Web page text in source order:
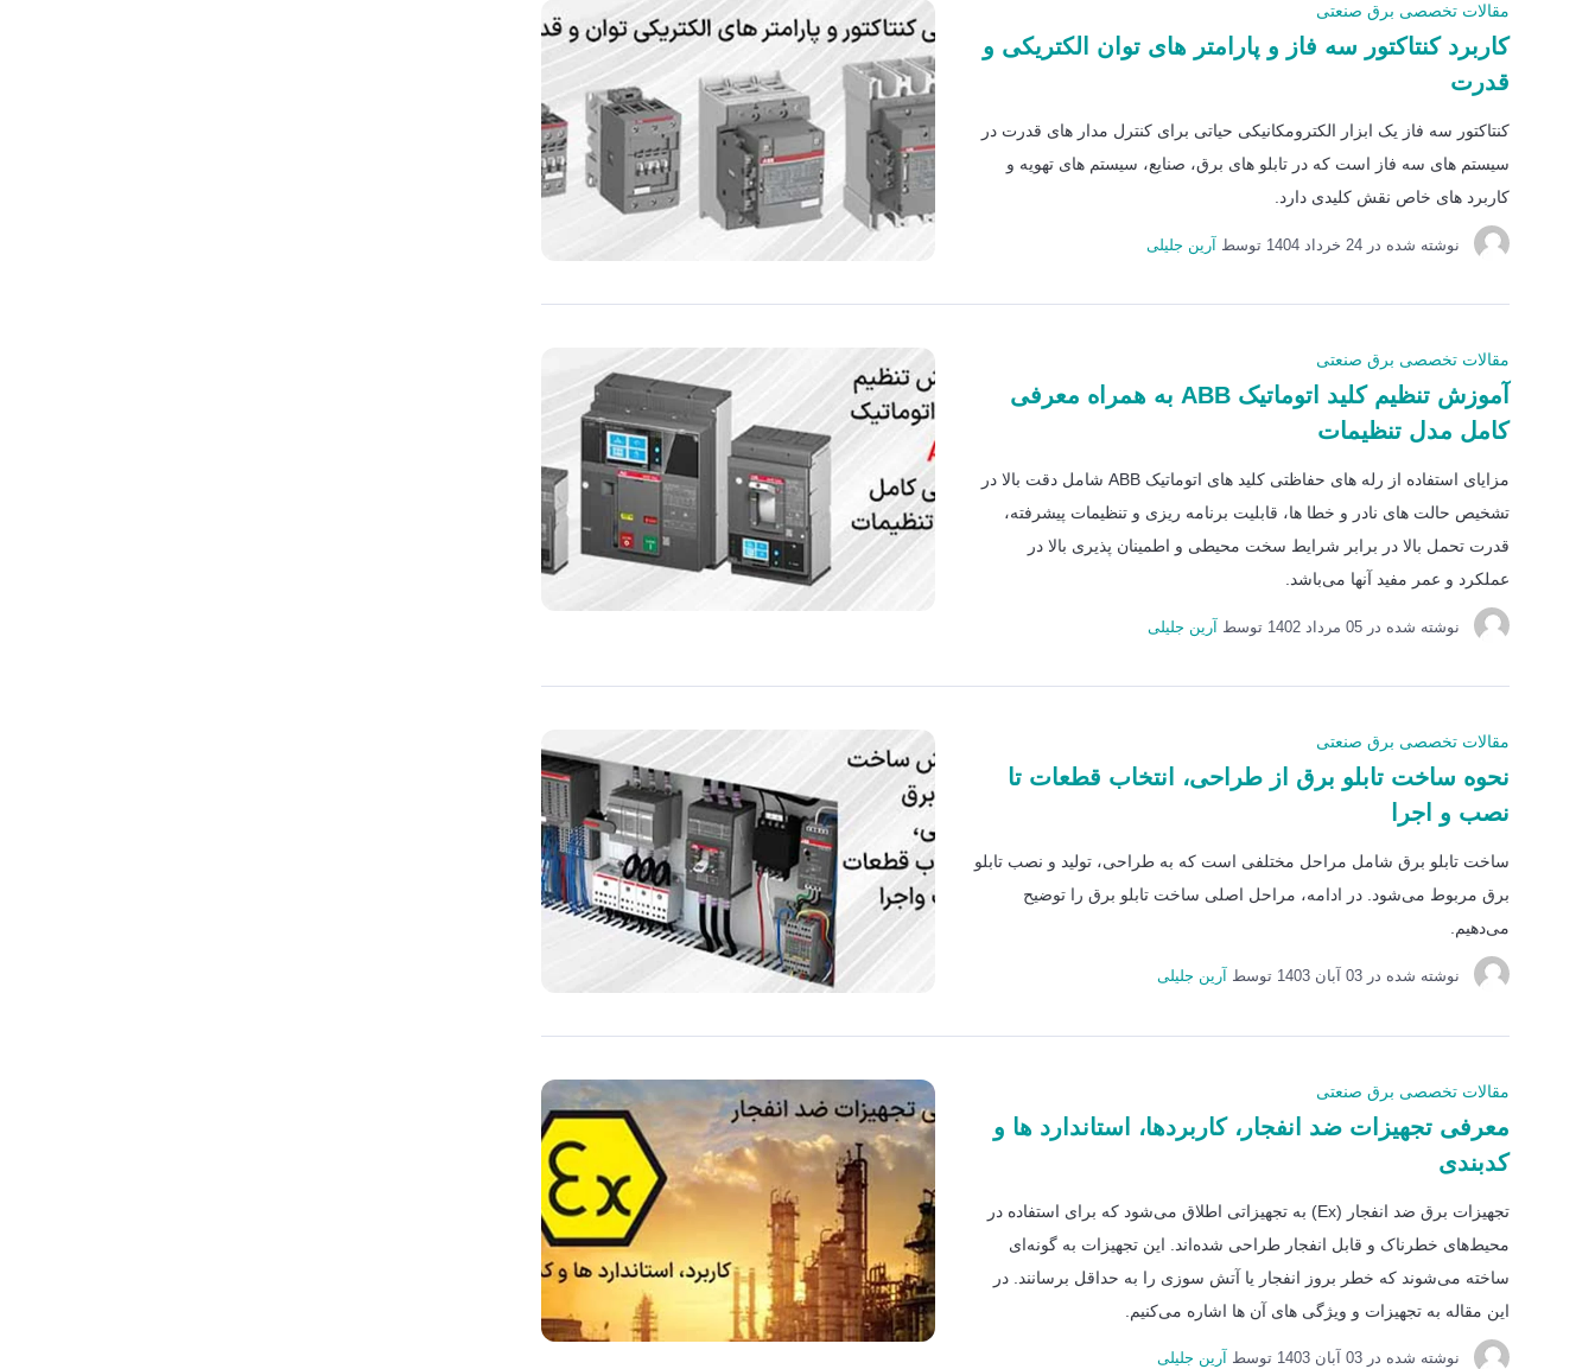
مقالات تخصصی برق صنعتی
کاربرد کنتاکتور سه فاز و پارامتر های توان الکتریکی و
قدرت
کنتاکتور سه فاز یک ابزار الکترومکانیکی حیاتی برای کنترل مدار های قدرت در
سیستم های سه فاز است که در تابلو های برق، صنایع، سیستم های تهویه و
کاربرد های خاص نقش کلیدی دارد.
نوشته شده در 24 خرداد 1404 توسط آرین جلیلی
مقالات تخصصی برق صنعتی
آموزش تنظیم کلید اتوماتیک ABB به همراه معرفی
کامل مدل تنظیمات
مزایای استفاده از رله های حفاظتی کلید های اتوماتیک ABB شامل دقت بالا در
تشخیص حالت های نادر و خطا ها، قابلیت برنامه ریزی و تنظیمات پیشرفته،
قدرت تحمل بالا در برابر شرایط سخت محیطی و اطمینان پذیری بالا در
عملکرد و عمر مفید آنها می‌باشد.
نوشته شده در 05 مرداد 1402 توسط آرین جلیلی
مقالات تخصصی برق صنعتی
نحوه ساخت تابلو برق از طراحی، انتخاب قطعات تا
نصب و اجرا
ساخت تابلو برق شامل مراحل مختلفی است که به طراحی، تولید و نصب تابلو
برق مربوط می‌شود. در ادامه، مراحل اصلی ساخت تابلو برق را توضیح
می‌دهیم.
نوشته شده در 03 آبان 1403 توسط آرین جلیلی
مقالات تخصصی برق صنعتی
معرفی تجهیزات ضد انفجار، کاربردها، استاندارد ها و
کدبندی
تجهیزات برق ضد انفجار (Ex) به تجهیزاتی اطلاق می‌شود که برای استفاده در
محیط‌های خطرناک و قابل انفجار طراحی شده‌اند. این تجهیزات به گونه‌ای
ساخته می‌شوند که خطر بروز انفجار یا آتش سوزی را به حداقل برسانند. در
این مقاله به تجهیزات و ویژگی های آن ها اشاره می‌کنیم.
نوشته شده در 03 آبان 1403 توسط آرین جلیلی